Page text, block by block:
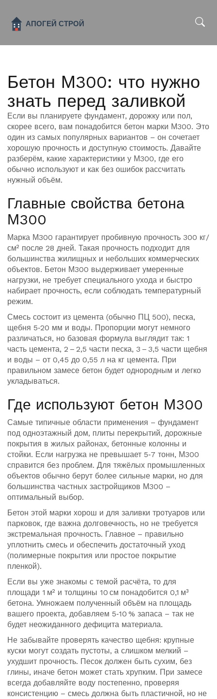
Бетон М300: что нужно
знать перед заливкой
Если вы планируете фундамент, дорожку или пол,
скорее всего, вам понадобится бетон марки М300. Это
один из самых популярных вариантов – он сочетает
хорошую прочность и доступную стоимость. Давайте
разберём, какие характеристики у М300, где его
обычно используют и как без ошибок рассчитать
нужный объём.
Главные свойства бетона
М300
Марка М300 гарантирует пробивную прочность 300 кг/
см² после 28 дней. Такая прочность подходит для
большинства жилищных и небольших коммерческих
объектов. Бетон М300 выдерживает умеренные
нагрузки, не требует специального ухода и быстро
набирает прочность, если соблюдать температурный
режим.
Смесь состоит из цемента (обычно ПЦ 500), песка,
щебня 5‑20 мм и воды. Пропорции могут немного
различаться, но базовая формула выглядит так: 1
часть цемента, 2 – 2,5 части песка, 3 – 3,5 части щебня
и воды – от 0,45 до 0,55 л на кг цемента. При
правильном замесе бетон будет однородным и легко
укладываться.
Где используют бетон М300
Самые типичные области применения – фундамент
под одноэтажный дом, плиты перекрытий, дорожные
покрытия в жилых районах, бетонные колонны и
стойки. Если нагрузка не превышает 5‑7 тонн, М300
справится без проблем. Для тяжёлых промышленных
объектов обычно берут более сильные марки, но для
большинства частных застройщиков М300 –
оптимальный выбор.
Бетон этой марки хорош и для заливки тротуаров или
парковок, где важна долговечность, но не требуется
экстремальная прочность. Главное – правильно
уплотнить смесь и обеспечить достаточный уход
(полимерные покрытия или простое покрытие
пленкой).
Если вы уже знакомы с темой расчёта, то для
площади 1 м² и толщины 10 см понадобится 0,1 м³
бетона. Умножаем полученный объём на площадь
вашего проекта, добавляем 5‑10 % запаса – так не
будет неожиданного дефицита материала.
Не забывайте проверять качество щебня: крупные
куски могут создать пустоты, а слишком мелкий –
ухудшит прочность. Песок должен быть сухим, без
глины, иначе бетон может стать хрупким. При замесе
всегда добавляйте воду постепенно, проверяя
консистенцию – смесь должна быть пластичной, но не